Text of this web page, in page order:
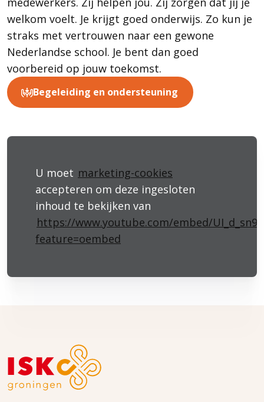
welkom voelt. Je krijgt goed onderwijs. Zo kun je
straks met vertrouwen naar een gewone
Nederlandse school. Je bent dan goed
voorbereid op jouw toekomst.
Begeleiding en ondersteuning
U moet marketing-cookies
accepteren om deze ingesloten
inhoud te bekijken van
https://www.youtube.com/embed/
feature=oembed